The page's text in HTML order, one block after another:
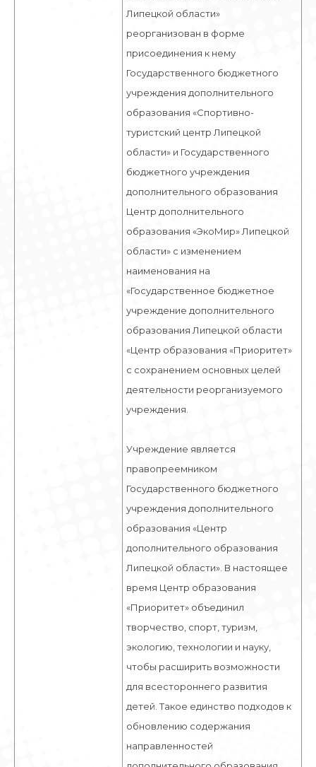
Липецкой области»
реорганизован в форме
присоединения к нему
Государственного бюджетного
учреждения дополнительного
образования «Спортивно-
туристский центр Липецкой
области» и Государственного
бюджетного учреждения
дополнительного образования
Центр дополнительного
образования «ЭкоМир» Липецкой
области» с изменением
наименования на
«Государственное бюджетное
учреждение дополнительного
образования Липецкой области
«Центр образования «Приоритет»
с сохранением основных целей
деятельности реорганизуемого
учреждения.
Учреждение является
правопреемником
Государственного бюджетного
учреждения дополнительного
образования «Центр
дополнительного образования
Липецкой области». В настоящее
время Центр образования
«Приоритет» объединил
творчество, спорт, туризм,
экологию, технологии и науку,
чтобы расширить возможности
для всестороннего развития
детей. Такое единство подходов к
обновлению содержания
направленностей